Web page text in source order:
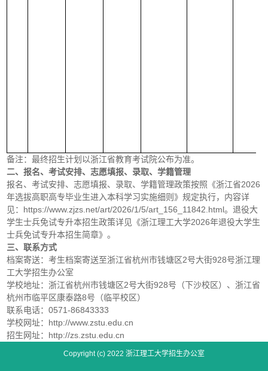
备注：最终招生计划以浙江省教育考试院公布为准。
二、报名、考试安排、志愿填报、录取、学籍管理
报名、考试安排、志愿填报、录取、学籍管理政策按照《浙江省2026
年选拔高职高专毕业生进入本科学习实施细则》规定执行，内容详
见：https://www.zjzs.net/art/2026/1/5/art_156_11842.html。退役大
学生士兵免试专升本招生政策详见《浙江理工大学2026年退役大学生
士兵免试专升本招生简章》。
三、联系方式
档案寄送：考生档案寄送至浙江省杭州市钱塘区2号大街928号浙江理
工大学招生办公室
学校地址：浙江省杭州市钱塘区2号大街928号（下沙校区）、浙江省
杭州市临平区康泰路8号（临平校区）
联系电话：0571-86843333
学校网址：http://www.zstu.edu.cn
招生网址：http://zs.zstu.edu.cn
Copyright (c) 2022 浙江理工大学招生办公室